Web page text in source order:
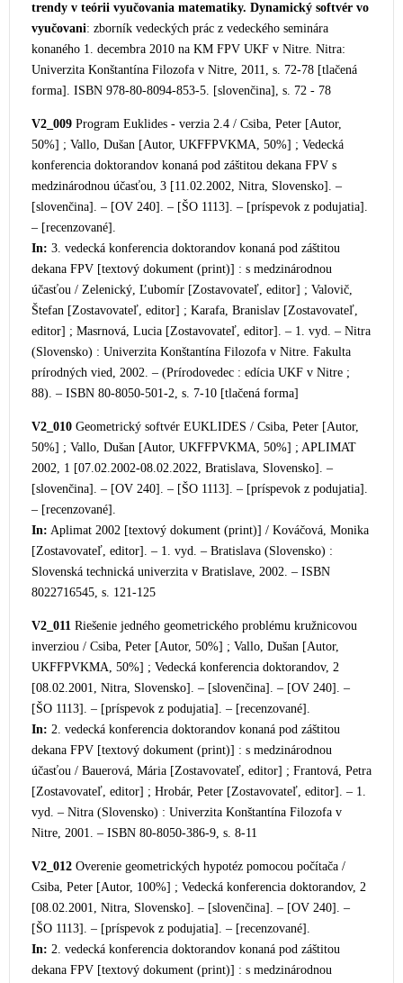
trendy v teórii vyučovania matematiky. Dynamický softvér vo
vyučovani: zborník vedeckých prác z vedeckého seminára
konaného 1. decembra 2010 na KM FPV UKF v Nitre. Nitra:
Univerzita Konštantína Filozofa v Nitre, 2011, s. 72-78 [tlačená
forma]. ISBN 978-80-8094-853-5. [slovenčina], s. 72 - 78
V2_009 Program Euklides - verzia 2.4 / Csiba, Peter [Autor,
50%] ; Vallo, Dušan [Autor, UKFFPVKMA, 50%] ; Vedecká
konferencia doktorandov konaná pod záštitou dekana FPV s
medzinárodnou účasťou, 3 [11.02.2002, Nitra, Slovensko]. –
[slovenčina]. – [OV 240]. – [ŠO 1113]. – [príspevok z podujatia].
– [recenzované].
In: 3. vedecká konferencia doktorandov konaná pod záštitou
dekana FPV [textový dokument (print)] : s medzinárodnou
účasťou / Zelenický, Ľubomír [Zostavovateľ, editor] ; Valovič,
Štefan [Zostavovateľ, editor] ; Karafa, Branislav [Zostavovateľ,
editor] ; Masrnová, Lucia [Zostavovateľ, editor]. – 1. vyd. – Nitra
(Slovensko) : Univerzita Konštantína Filozofa v Nitre. Fakulta
prírodných vied, 2002. – (Prírodovedec : edícia UKF v Nitre ;
88). – ISBN 80-8050-501-2, s. 7-10 [tlačená forma]
V2_010 Geometrický softvér EUKLIDES / Csiba, Peter [Autor,
50%] ; Vallo, Dušan [Autor, UKFFPVKMA, 50%] ; APLIMAT
2002, 1 [07.02.2002-08.02.2022, Bratislava, Slovensko]. –
[slovenčina]. – [OV 240]. – [ŠO 1113]. – [príspevok z podujatia].
– [recenzované].
In: Aplimat 2002 [textový dokument (print)] / Kováčová, Monika
[Zostavovateľ, editor]. – 1. vyd. – Bratislava (Slovensko) :
Slovenská technická univerzita v Bratislave, 2002. – ISBN
8022716545, s. 121-125
V2_011 Riešenie jedného geometrického problému kružnicovou
inverziou / Csiba, Peter [Autor, 50%] ; Vallo, Dušan [Autor,
UKFFPVKMA, 50%] ; Vedecká konferencia doktorandov, 2
[08.02.2001, Nitra, Slovensko]. – [slovenčina]. – [OV 240]. –
[ŠO 1113]. – [príspevok z podujatia]. – [recenzované].
In: 2. vedecká konferencia doktorandov konaná pod záštitou
dekana FPV [textový dokument (print)] : s medzinárodnou
účasťou / Bauerová, Mária [Zostavovateľ, editor] ; Frantová, Petra
[Zostavovateľ, editor] ; Hrobár, Peter [Zostavovateľ, editor]. – 1.
vyd. – Nitra (Slovensko) : Univerzita Konštantína Filozofa v
Nitre, 2001. – ISBN 80-8050-386-9, s. 8-11
V2_012 Overenie geometrických hypotéz pomocou počítača /
Csiba, Peter [Autor, 100%] ; Vedecká konferencia doktorandov, 2
[08.02.2001, Nitra, Slovensko]. – [slovenčina]. – [OV 240]. –
[ŠO 1113]. – [príspevok z podujatia]. – [recenzované].
In: 2. vedecká konferencia doktorandov konaná pod záštitou
dekana FPV [textový dokument (print)] : s medzinárodnou